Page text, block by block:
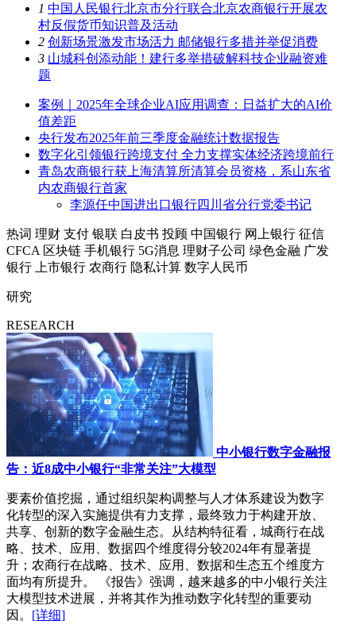
1 中国人民银行北京市分行联合北京农商银行开展农
村反假货币知识普及活动
2 创新场景激发市场活力 邮储银行多措并举促消费
3 山城科创添动能！建行多举措破解科技企业融资难
题
案例｜2025年全球企业AI应用调查：日益扩大的AI价
值差距
央行发布2025年前三季度金融统计数据报告
数字化引领银行跨境支付 全力支撑实体经济跨境前行
青岛农商银行获上海清算所清算会员资格，系山东省
内农商银行首家
李源任中国进出口银行四川省分行党委书记
热词 理财 支付 银联 白皮书 投顾 中国银行 网上银行 征信
CFCA 区块链 手机银行 5G消息 理财子公司 绿色金融 广发
银行
上市银行 农商行 隐私计算 数字人民币
研究
RESEARCH
中小银行数字金融报
告：近8成中小银行“非常关注”大模型
要素价值挖掘，通过组织架构调整与人才体系建设为数字
化转型的深入实施提供有力支撑，最终致力于构建开放、
共享、创新的数字金融生态。从结构特征看，城商行在战
略、技术、应用、数据四个维度得分较2024年有显著提
升；农商行在战略、技术、应用、数据和生态五个维度方
面均有所提升。 《报告》强调，越来越多的中小银行关注
大模型技术进展，并将其作为推动数字化转型的重要动
因。 [详细]